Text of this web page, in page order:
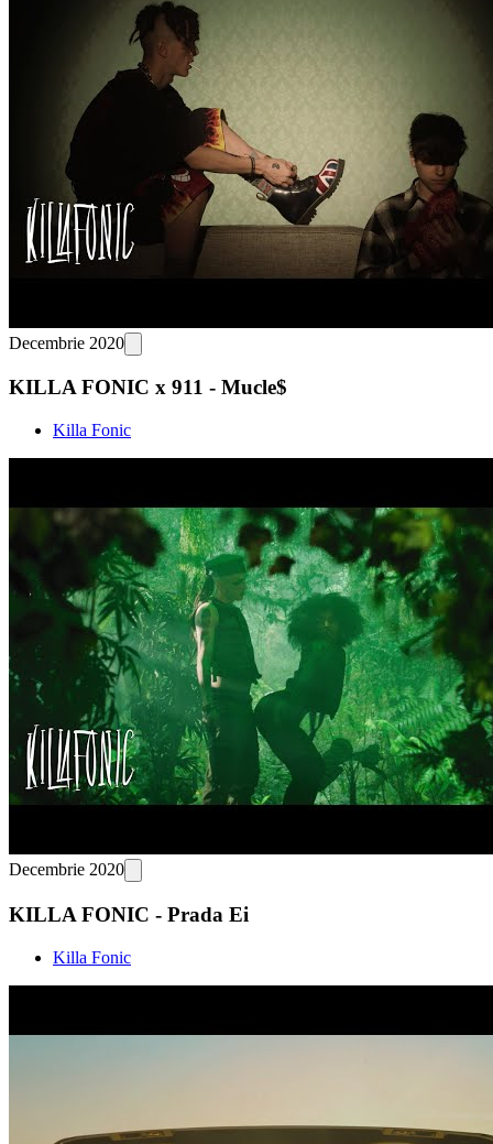
Decembrie 2020
KILLA FONIC x 911 - Mucle$
Killa Fonic
Decembrie 2020
KILLA FONIC - Prada Ei
Killa Fonic